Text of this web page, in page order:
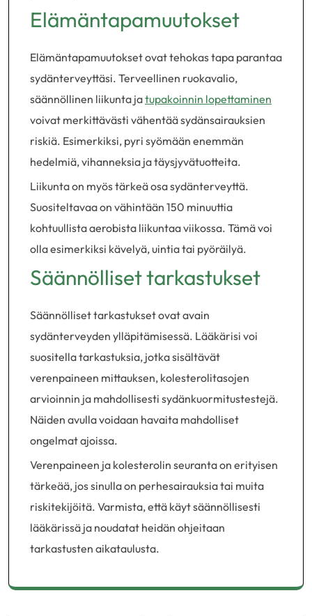
Elämäntapamuutokset
Elämäntapamuutokset ovat tehokas tapa parantaa
sydänterveyttäsi. Terveellinen ruokavalio,
säännöllinen liikunta jatupakoinnin lopettaminen
voivat merkittävästi vähentää sydänsairauksien
riskiä. Esimerkiksi, pyri syömään enemmän
hedelmiä, vihanneksia ja täysjyvätuotteita.
Liikunta on myös tärkeä osa sydänterveyttä.
Suositeltavaa on vähintään 150 minuuttia
kohtuullista aerobista liikuntaa viikossa. Tämä voi
olla esimerkiksi kävelyä, uintia tai pyöräilyä.
Säännölliset tarkastukset
Säännölliset tarkastukset ovat avain
sydänterveyden ylläpitämisessä. Lääkärisi voi
suositella tarkastuksia, jotka sisältävät
verenpaineen mittauksen, kolesterolitasojen
arvioinnin ja mahdollisesti sydänkuormitustestejä.
Näiden avulla voidaan havaita mahdolliset
ongelmat ajoissa.
Verenpaineen ja kolesterolin seuranta on erityisen
tärkeää, jos sinulla on perhesairauksia tai muita
riskitekijöitä. Varmista, että käyt säännöllisesti
lääkärissä ja noudatat heidän ohjeitaan
tarkastusten aikataulusta.